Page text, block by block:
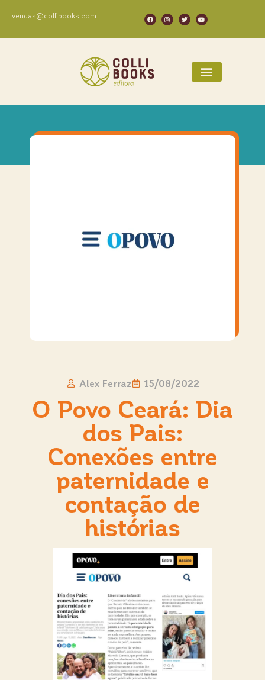
vendas@collibooks.com
Alex Ferraz 15/08/2022
O Povo Ceará: Dia
dos Pais:
Conexões entre
paternidade e
contação de
histórias